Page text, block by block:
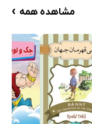
مشاهده همه ›